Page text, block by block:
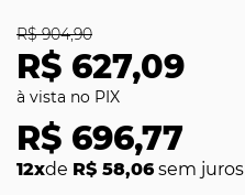
R$ 627,09
R$ 904,90
R$ 696,77
12xde R$ 58,06 sem juros